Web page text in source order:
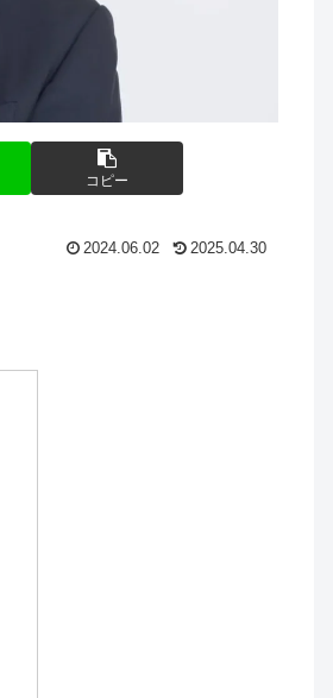
コピー
2024.06.02 2025.04.30